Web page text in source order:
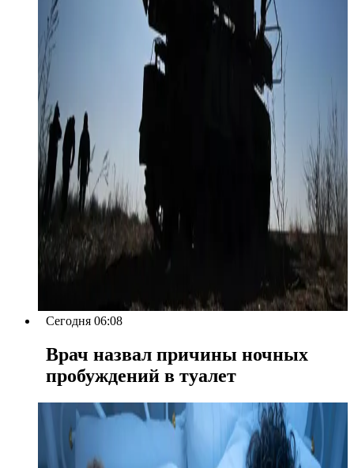
Сегодня 06:08
Врач назвал причины ночных
пробуждений в туалет